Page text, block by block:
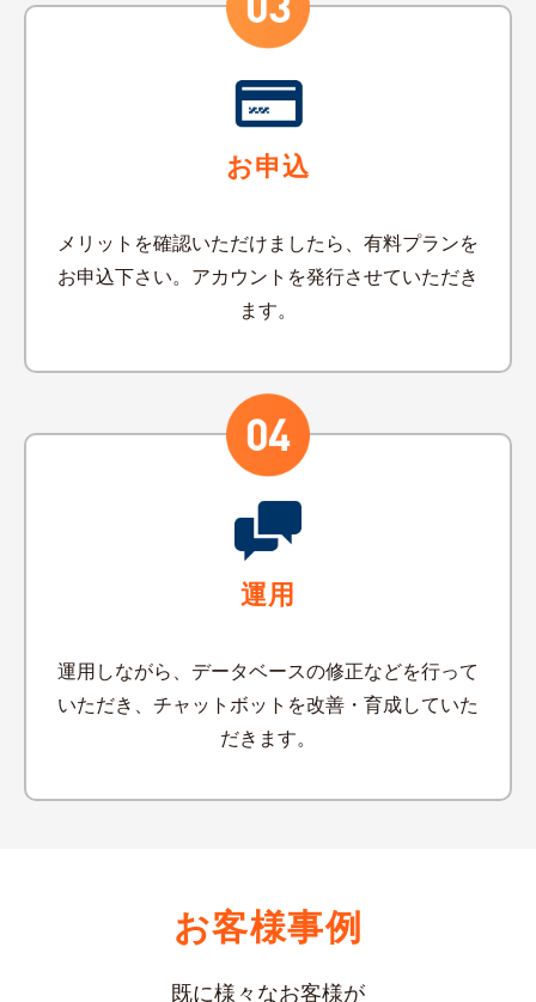
お申込
メリットを確認いただけましたら、有料プランを
お申込下さい。アカウントを発行させていただき
ます。
運用
運用しながら、データベースの修正などを行って
いただき、チャットボットを改善・育成していた
だきます。
お客様事例
既に様々なお客様が